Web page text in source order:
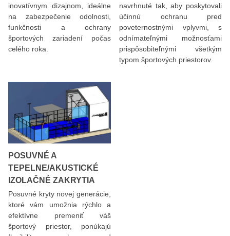
inovatívnym dizajnom, ideálne
na zabezpečenie odolnosti,
funkčnosti a ochrany
športových zariadení počas
celého roka.
navrhnuté tak, aby poskytovali
účinnú ochranu pred
poveternostnými vplyvmi, s
odnímateľnými možnosťami
prispôsobiteľnými všetkým
typom športových priestorov.
POSUVNÉ A
TEPELNE/AKUSTICKÉ
IZOLAČNÉ ZAKRYTIA
Posuvné kryty novej generácie,
ktoré vám umožnia rýchlo a
efektívne premeniť váš
športový priestor, ponúkajú